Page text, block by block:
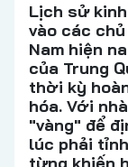
Lịch sử
vào các
Nam hiện
của Trung
thời kỳ
hóa. Với
"vàng" để
lúc phải